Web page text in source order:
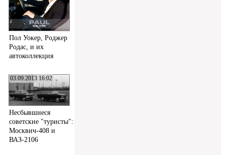
Пол Уокер, Роджер
Родас, и их
автоколлекция
03.09.2013 16:02
Несбывшиеся
советские "туристы":
Москвич-408 и
ВАЗ-2106